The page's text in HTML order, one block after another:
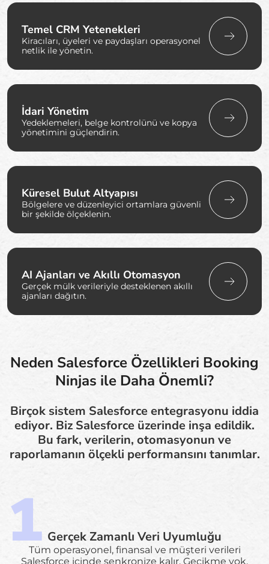
Temel CRM Yetenekleri
Kiracıları, üyeleri ve paydaşları operasyonel
netlik ile yönetin.
İdari Yönetim
Yedeklemeleri, belge kontrolünü ve kopya
yönetimini güçlendirin.
Küresel Bulut Altyapısı
Bölgelere ve düzenleyici ortamlara güvenli
bir şekilde ölçeklenin.
AI Ajanları ve Akıllı Otomasyon
Gerçek mülk verileriyle desteklenen akıllı
ajanları dağıtın.
Neden Salesforce Özellikleri Booking
Ninjas ile Daha Önemli?
Birçok sistem Salesforce entegrasyonu iddia
ediyor. Biz Salesforce üzerinde inşa edildik.
Bu fark, verilerin, otomasyonun ve
raporlamanın ölçekli performansını tanımlar.
Gerçek Zamanlı Veri Uyumluğu
Tüm operasyonel, finansal ve müşteri verileri
Salesforce içinde senkronize kalır. Gecikme yok,